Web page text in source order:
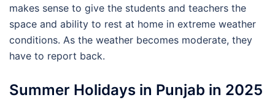
makes sense to give the students and teachers the
space and ability to rest at home in extreme weather
conditions. As the weather becomes moderate, they
have to report back.
Summer Holidays in Punjab in 2025